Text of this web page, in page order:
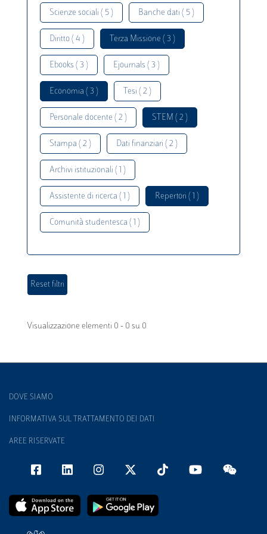
Scienze sociali ( 5 ) Banche dati ( 5 )
Diritto ( 4 ) Terza Missione ( 3 )
Ebooks ( 3 ) Ejournals ( 3 )
Economia ( 3 ) Tesi ( 2 )
Personale docente ( 2 ) STEM ( 2 )
Stampa ( 2 ) Dati finanziari ( 2 )
Archivi istituzionali ( 1 )
Assistente di ricerca ( 1 ) Repertori ( 1 )
Comunità studentesca ( 1 )
Visualizzazione elementi 0 - 0 su 0
DOVE SIAMO
INFORMATIVA SUL TRATTAMENTO DEI DATI
AREE RISERVATE